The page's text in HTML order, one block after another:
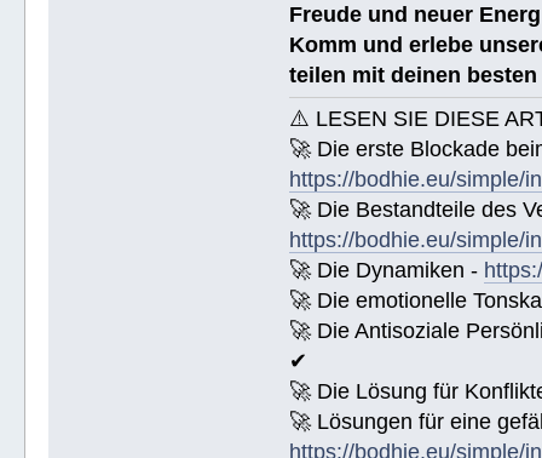
Freude und neuer
Komm und erlebe
teilen mit deinen
⚠️ LESEN SIE DIESE
🚀 Die erste Blockade
https://bodhie.eu/simple/
🚀 Die Bestandteile des
https://bodhie.eu/simple/
🚀 Die Dynamiken -
🚀 Die emotionelle
🚀 Die Antisoziale
✔
🚀 Die Lösung für
🚀 Lösungen für eine
https://bodhie.eu/simple/